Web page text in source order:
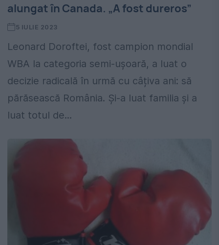
alungat în Canada. „A fost dureros”
5 IULIE 2023
Leonard Doroftei, fost campion mondial
WBA la categoria semi-ușoară, a luat o
decizie radicală în urmă cu câțiva ani: să
părăsească România. Și-a luat familia și a
luat totul de...